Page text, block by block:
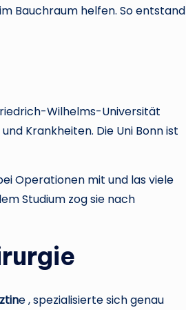
Bauchraum helfen. So entstand
Wilhelms-Universität
Krankheiten. Die Uni Bonn ist
Operationen mit und las viele
Studium zog sie nach
e , spezialisierte sich genau